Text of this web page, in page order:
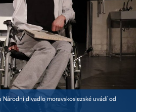
Národní divadlo moravskoslezské uvádí od